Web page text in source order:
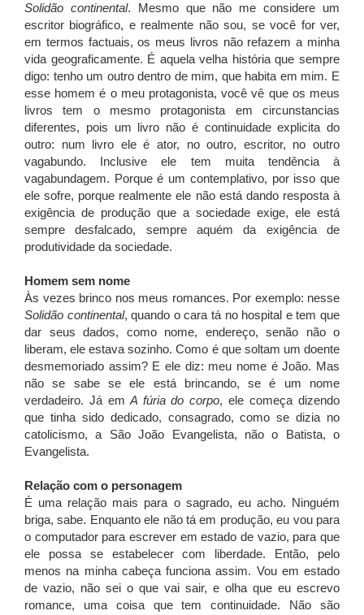
Solidão continental. Mesmo que não me considere um
escritor biográfico, e realmente não sou, se você for ver,
em termos factuais, os meus livros não refazem a minha
vida geograficamente. É aquela velha história que sempre
digo: tenho um outro dentro de mim, que habita em mim. E
esse homem é o meu protagonista, você vê que os meus
livros tem o mesmo protagonista em circunstancias
diferentes, pois um livro não é continuidade explicita do
outro: num livro ele é ator, no outro, escritor, no outro
vagabundo. Inclusive ele tem muita tendência à
vagabundagem. Porque é um contemplativo, por isso que
ele sofre, porque realmente ele não está dando resposta à
exigência de produção que a sociedade exige, ele está
sempre desfalcado, sempre aquém da exigência de
produtividade da sociedade.
Homem sem nome
Às vezes brinco nos meus romances. Por exemplo: nesse
Solidão continental, quando o cara tá no hospital e tem que
dar seus dados, como nome, endereço, senão não o
liberam, ele estava sozinho. Como é que soltam um doente
desmemoriado assim? E ele diz: meu nome é João. Mas
não se sabe se ele está brincando, se é um nome
verdadeiro. Já em A fúria do corpo, ele começa dizendo
que tinha sido dedicado, consagrado, como se dizia no
catolicismo, a São João Evangelista, não o Batista, o
Evangelista.
Relação com o personagem
É uma relação mais para o sagrado, eu acho. Ninguém
briga, sabe. Enquanto ele não tá em produção, eu vou para
o computador para escrever em estado de vazio, para que
ele possa se estabelecer com liberdade. Então, pelo
menos na minha cabeça funciona assim. Vou em estado
de vazio, não sei o que vai sair, e olha que eu escrevo
romance, uma coisa que tem continuidade. Não são